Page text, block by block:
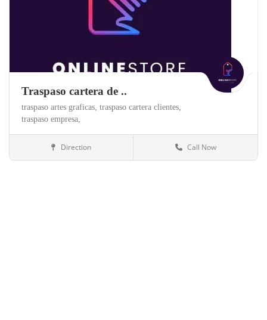
Traspaso cartera de ..
traspaso artes graficas, traspaso cartera clientes,
traspaso empresa,
Webs y Negocios Online
Direction Call Now